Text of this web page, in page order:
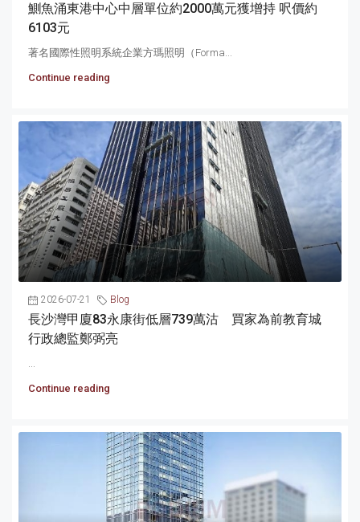
鰂魚涌東港中心中層單位約2000萬元獲增持 呎價約
6103元
著名國際性照明系統企業方瑪照明（Forma...
Continue reading
2026-07-21 Blog
長沙灣甲廈83永康街低層739萬沽 買家為前教育城
行政總監鄭弼亮
...
Continue reading